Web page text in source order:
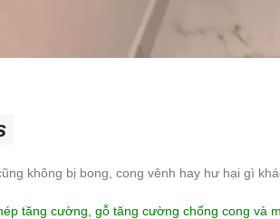
không bị bong, cong vênh hay hư hại gì
tăng cường, gỗ tăng cường chống cong và